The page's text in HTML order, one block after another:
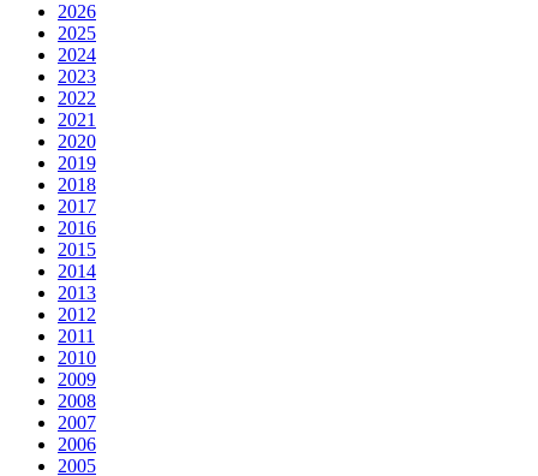
2026
2025
2024
2023
2022
2021
2020
2019
2018
2017
2016
2015
2014
2013
2012
2011
2010
2009
2008
2007
2006
2005